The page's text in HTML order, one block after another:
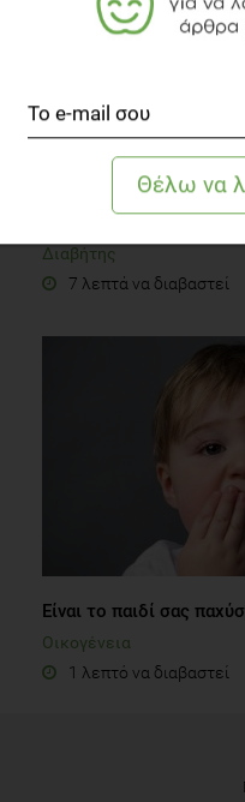
Διαβήτης και
Διαβήτης
7 λεπτά να διαβαστεί
Είναι το παιδί σας
Οικογένεια
1 λεπτό να διαβαστεί